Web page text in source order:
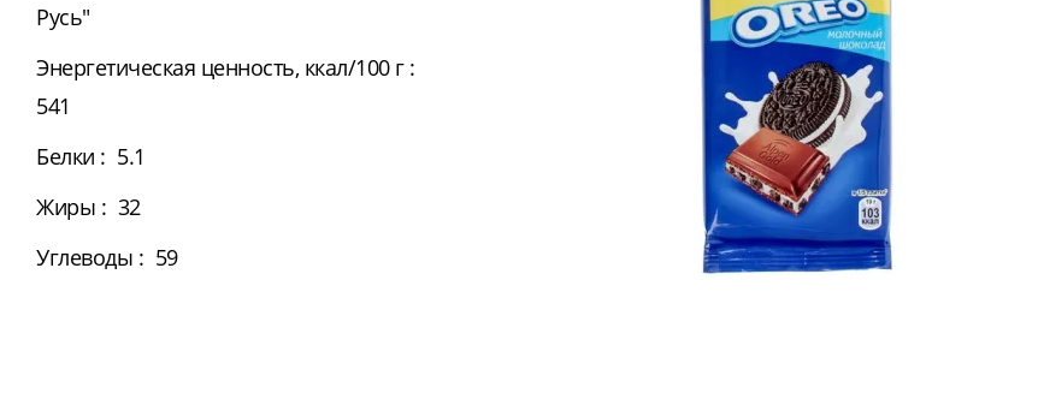
Русь"
Энергетическая ценность, ккал/100 г :
541
Белки : 5.1
Жиры : 32
Углеводы : 59